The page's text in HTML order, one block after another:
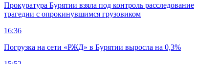
Прокуратура Бурятии взяла под контроль расследование
трагедии с опрокинувшимся грузовиком
16:36
Погрузка на сети «РЖД» в Бурятии выросла на 0,3%